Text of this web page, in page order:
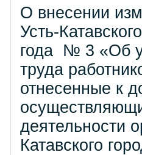
О внесении
Усть-
года № 3 «Об
труда
отнесенные к
деятельности
Катавского